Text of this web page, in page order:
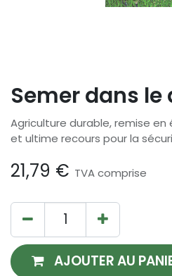
Semer dans le
Agriculture durable, remise
et ultime recours pour la
21,79 € TVA comprise
AJOUTER AU